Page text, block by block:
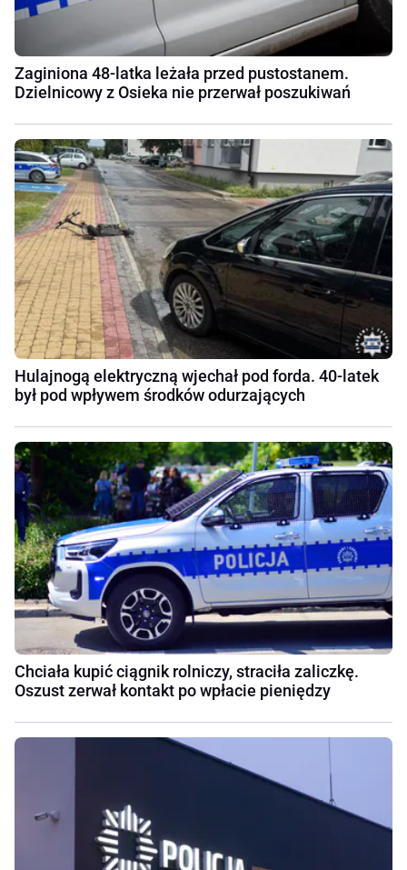
Zaginiona 48-latka leżała przed pustostanem.
Dzielnicowy z Osieka nie przerwał poszukiwań
Hulajnogą elektryczną wjechał pod forda. 40-latek
był pod wpływem środków odurzających
Chciała kupić ciągnik rolniczy, straciła zaliczkę.
Oszust zerwał kontakt po wpłacie pieniędzy